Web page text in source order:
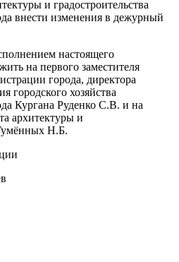
и градостроительства
внести изменения в дежурный
настоящего
на первого заместителя
города, директора
городского хозяйства
Кургана Руденко С.В. и на
архитектуры и
Н.Б.